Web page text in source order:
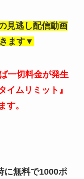
見逃し配信動画
ます▼
一切料金が発生
イムリミット』
す。
に無料で1000ポ